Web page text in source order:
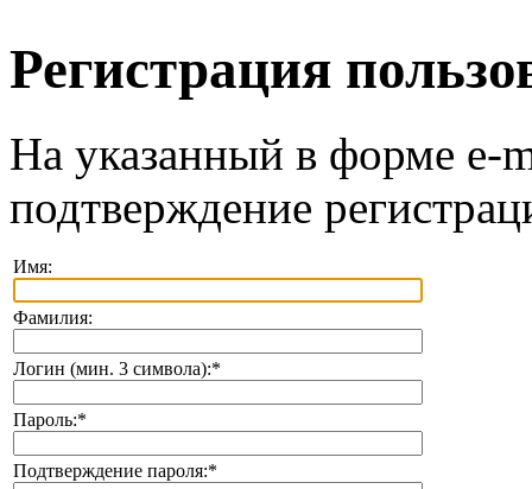
Регистрация
На указанный в форме e-
подтверждение
Имя:
Фамилия:
Логин (мин. 3 символа):*
Пароль:*
Подтверждение пароля:*